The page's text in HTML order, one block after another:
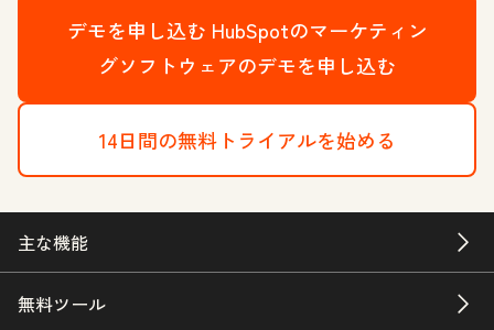
デモを申し込む HubSpotのマーケティン
グソフトウェアのデモを申し込む
14日間の無料トライアルを始める
主な機能
無料ツール